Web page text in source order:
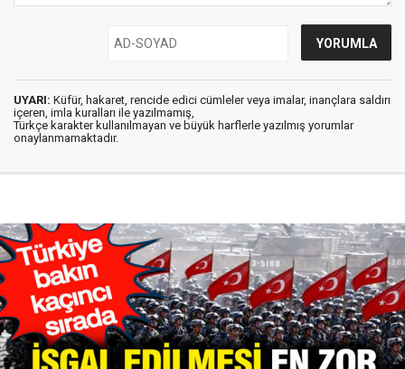
UYARI: Küfür, hakaret, rencide edici cümleler veya imalar, inançlara saldırı
içeren, imla kuralları ile yazılmamış,
Türkçe karakter kullanılmayan ve büyük harflerle yazılmış yorumlar
onaylanmamaktadır.